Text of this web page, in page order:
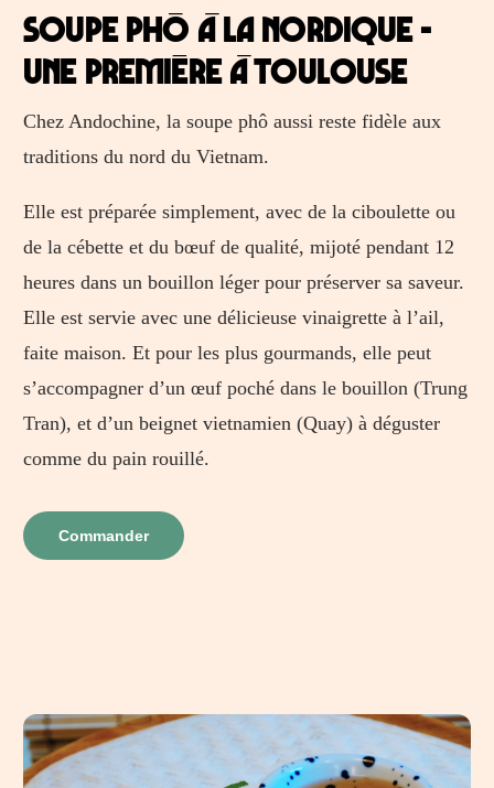
Soupe Phô à la nordique -
une première à Toulouse
Chez Andochine, la soupe phô aussi reste fidèle aux
traditions du nord du Vietnam.
Elle est préparée simplement, avec de la ciboulette ou
de la cébette et du bœuf de qualité, mijoté pendant 12
heures dans un bouillon léger pour préserver sa saveur.
Elle est servie avec une délicieuse vinaigrette à l’ail,
faite maison. Et pour les plus gourmands, elle peut
s’accompagner d’un œuf poché dans le bouillon (Trung
Tran), et d’un beignet vietnamien (Quay) à déguster
comme du pain rouillé.
Commander